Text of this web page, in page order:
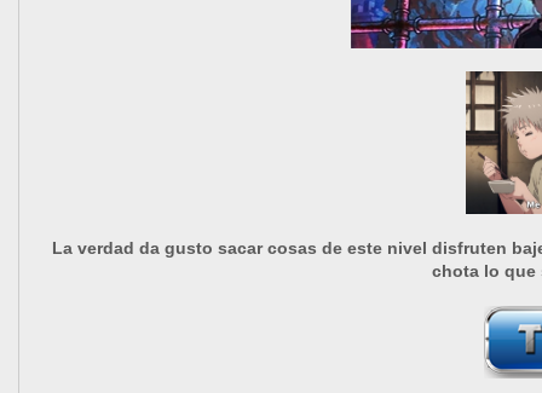
La verdad da gusto sacar cosas de este nivel disfruten
chota lo que